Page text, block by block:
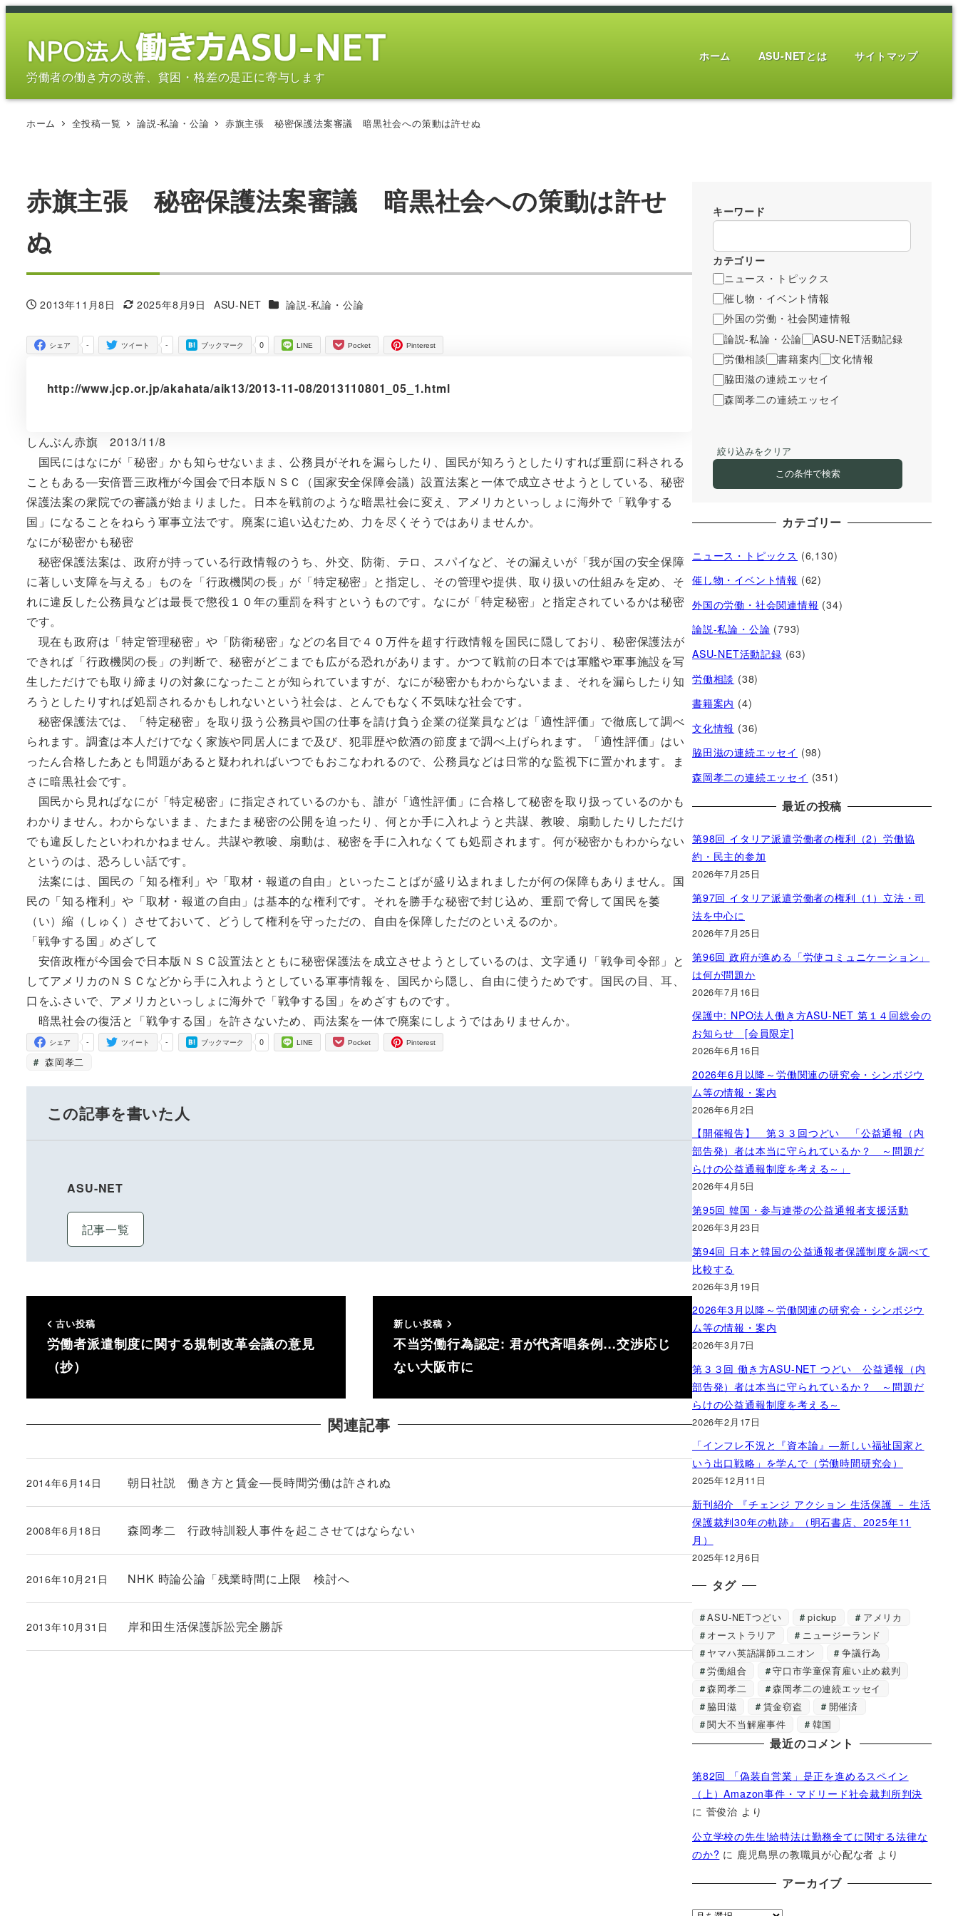
メ
労働者の働き方の改善、貧困・格差の是正に寄与します
ホーム ASU-NETとは サイトマップ
ホーム 全投稿一覧 論説-私論・公論 赤旗主張 秘密保護法案審議 暗黒社会への策動は許せぬ
赤旗主張 秘密保護法案審議 暗黒社会への策動は許せ
ぬ
投稿日
2013年11月8日
更新日
2025年8月9日
著
ASU-NET カテゴリー
論説-私論・公論
-
シェア -
ツイート 0
ブックマーク LINE Pocket Pinterest
http://www.jcp.or.jp/akahata/aik13/2013-11-08/2013110801_05_1.html
しんぶん赤旗 2013/11/8
国民にはなにが「秘密」かも知らせないまま、公務員がそれを漏らしたり、国民が知ろうとしたりすれば重罰に科される
こともある―安倍晋三政権が今国会で日本版ＮＳＣ（国家安全保障会議）設置法案と一体で成立させようとしている、秘密
保護法案の衆院での審議が始まりました。日本を戦前のような暗黒社会に変え、アメリカといっしょに海外で「戦争する
国」になることをねらう軍事立法です。廃案に追い込むため、力を尽くそうではありませんか。
なにが秘密かも秘密
秘密保護法案は、政府が持っている行政情報のうち、外交、防衛、テロ、スパイなど、その漏えいが「我が国の安全保障
に著しい支障を与える」ものを「行政機関の長」が「特定秘密」と指定し、その管理や提供、取り扱いの仕組みを定め、そ
れに違反した公務員などは最長で懲役１０年の重罰を科すというものです。なにが「特定秘密」と指定されているかは秘密
です。
現在も政府は「特定管理秘密」や「防衛秘密」などの名目で４０万件を超す行政情報を国民に隠しており、秘密保護法が
できれば「行政機関の長」の判断で、秘密がどこまでも広がる恐れがあります。かつて戦前の日本では軍艦や軍事施設を写
生しただけでも取り締まりの対象になったことが知られていますが、なにが秘密かもわからないまま、それを漏らしたり知
ろうとしたりすれば処罰されるかもしれないという社会は、とんでもなく不気味な社会です。
秘密保護法では、「特定秘密」を取り扱う公務員や国の仕事を請け負う企業の従業員などは「適性評価」で徹底して調べ
られます。調査は本人だけでなく家族や同居人にまで及び、犯罪歴や飲酒の節度まで調べ上げられます。「適性評価」はい
ったん合格したあとも問題があると疑われればいつでもおこなわれるので、公務員などは日常的な監視下に置かれます。ま
さに暗黒社会です。
国民から見ればなにが「特定秘密」に指定されているのかも、誰が「適性評価」に合格して秘密を取り扱っているのかも
わかりません。わからないまま、たまたま秘密の公開を迫ったり、何とか手に入れようと共謀、教唆、扇動したりしただけ
でも違反したといわれかねません。共謀や教唆、扇動は、秘密を手に入れなくても処罰されます。何が秘密かもわからない
というのは、恐ろしい話です。
法案には、国民の「知る権利」や「取材・報道の自由」といったことばが盛り込まれましたが何の保障もありません。国
民の「知る権利」や「取材・報道の自由」は基本的な権利です。それを勝手な秘密で封じ込め、重罰で脅して国民を萎
（い）縮（しゅく）させておいて、どうして権利を守っただの、自由を保障しただのといえるのか。
「戦争する国」めざして
安倍政権が今国会で日本版ＮＳＣ設置法とともに秘密保護法を成立させようとしているのは、文字通り「戦争司令部」と
してアメリカのＮＳＣなどから手に入れようとしている軍事情報を、国民から隠し、自由に使うためです。国民の目、耳、
口をふさいで、アメリカといっしょに海外で「戦争する国」をめざすものです。
暗黒社会の復活と「戦争する国」を許さないため、両法案を一体で廃案にしようではありませんか。
-
シェア -
ツイート 0
ブックマーク LINE Pocket Pinterest
森岡孝二
この記事を書いた人
ASU-NET
記事一覧
古い投稿
労働者派遣制度に関する規制改革会議の意見
（抄）
新しい投稿
不当労働行為認定: 君が代斉唱条例…交渉応じ
ない大阪市に
関連記事
朝日社説 働き方と賃金―長時間労働は許されぬ
投稿日
2014年6月14日
森岡孝二 行政特訓殺人事件を起こさせてはならない
投稿日
2008年6月18日
NHK 時論公論「残業時間に上限 検討へ
投稿日
2016年10月21日
岸和田生活保護訴訟完全勝訴
投稿日
2013年10月31日
キーワード
カテゴリー
ニュース・トピックス
催し物・イベント情報
外国の労働・社会関連情報
論説-私論・公論
ASU-NET活動記録
労働相談
書籍案内
文化情報
脇田滋の連続エッセイ
森岡孝二の連続エッセイ
絞り込みをクリア
この条件で検索
カテゴリー
ニュース・トピックス (6,130)
催し物・イベント情報 (62)
外国の労働・社会関連情報 (34)
論説-私論・公論 (793)
ASU-NET活動記録 (63)
労働相談 (38)
書籍案内 (4)
文化情報 (36)
脇田滋の連続エッセイ (98)
森岡孝二の連続エッセイ (351)
最近の投稿
第98回 イタリア派遣労働者の権利（2）労働協
約・民主的参加
2026年7月25日
第97回 イタリア派遣労働者の権利（1）立法・司
法を中心に
2026年7月25日
第96回 政府が進める「労使コミュニケーション」
は何が問題か
2026年7月16日
保護中: NPO法人働き方ASU-NET 第１４回総会の
お知らせ [会員限定]
2026年6月16日
2026年6月以降～労働関連の研究会・シンポジウ
ム等の情報・案内
2026年6月2日
【開催報告】 第３３回つどい 「公益通報（内
部告発）者は本当に守られているか？ ～問題だ
らけの公益通報制度を考える～」
2026年4月5日
第95回 韓国・参与連帯の公益通報者支援活動
2026年3月23日
第94回 日本と韓国の公益通報者保護制度を調べて
比較する
2026年3月19日
2026年3月以降～労働関連の研究会・シンポジウ
ム等の情報・案内
2026年3月7日
第３３回 働き方ASU-NET つどい 公益通報（内
部告発）者は本当に守られているか？ ～問題だ
らけの公益通報制度を考える～
2026年2月17日
「インフレ不況と『資本論』―新しい福祉国家と
いう出口戦略」を学んで（労働時間研究会）
2025年12月11日
新刊紹介 『チェンジ アクション 生活保護 － 生活
保護裁判30年の軌跡』（明石書店、2025年11
月）
2025年12月6日
タグ
ASU-NETつどい pickup
アメリカ
オーストラリア
ニュージーランド
ヤマハ英語講師ユニオン
争議行為
労働組合
守口市学童保育雇い止め裁判
森岡孝二
森岡孝二の連続エッセイ
脇田滋
賃金窃盗
開催済
関大不当解雇事件
韓国
最近のコメント
第82回 「偽装自営業」是正を進めるスペイン
（上）Amazon事件・マドリード社会裁判所判決
に 菅俊治 より
公立学校の先生!給特法は勤務全てに関する法律な
のか? に 鹿児島県の教職員が心配な者 より
アーカイブ